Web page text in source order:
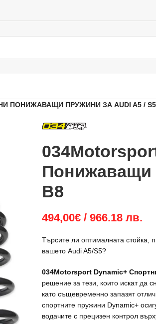
ПОНИЖАВАЩИ ПРУЖИНИ ЗА AUDI A5 /
Понижаващи
B8
494,00€ / 966.18 лв.
Търсите ли оптималната стойка,
вашето Audi A5/S5?
034Motorsport Dynamic+
решение за тези, които искат да
като същевременно запазят
спортните пружини Dynamic+
водачите с прецизен контрол